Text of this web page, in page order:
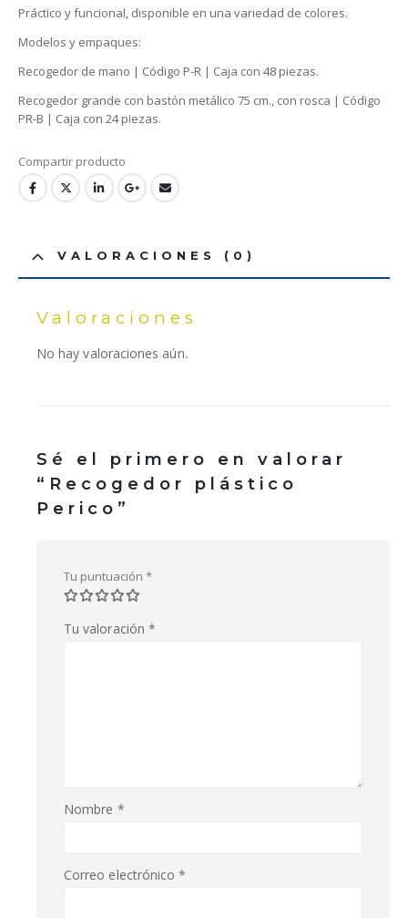
Práctico y funcional, disponible en una variedad de colores.
Modelos y empaques:
Recogedor de mano | Código P-R | Caja con 48 piezas.
Recogedor grande con bastón metálico 75 cm., con rosca | Código
PR-B | Caja con 24 piezas.
VALORACIONES (0)
Valoraciones
No hay valoraciones aún.
Sé el primero en valorar
“Recogedor plástico
Perico”
Tu puntuación *
Tu valoración *
Nombre *
Correo electrónico*